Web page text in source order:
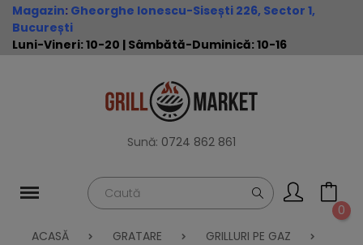
Magazin: Gheorghe Ionescu-Sisești 226, Sector 1,
București
Luni-Vineri: 10-20 | Sâmbătă-Duminică: 10-16
Sună: 0724 862 861
0
ACASĂ
GRATARE
GRILLURI PE GAZ